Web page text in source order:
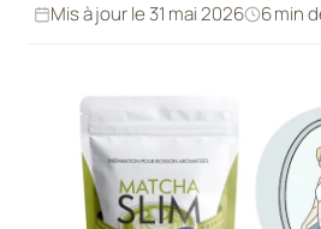
Mis à jour le 31 mai 2026 6 min